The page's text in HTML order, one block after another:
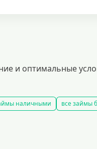
оптимальные
наличными все займы